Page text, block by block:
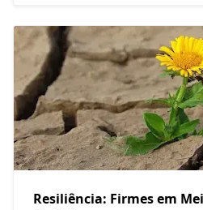
Resiliência: Firmes em